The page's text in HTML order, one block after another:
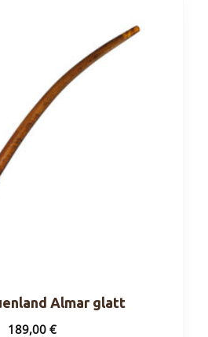
Almar glatt
189,00€